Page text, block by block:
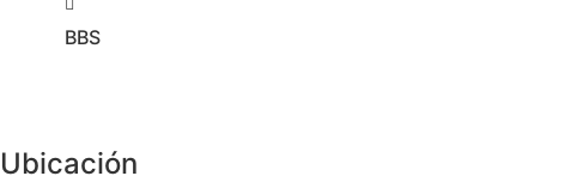
BBS
Ubicación